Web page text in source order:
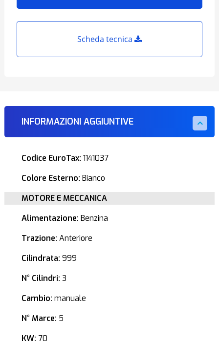
Scheda tecnica
INFORMAZIONI AGGIUNTIVE
Codice EuroTax: 1141037
Colore Esterno: Bianco
MOTORE E MECCANICA
Alimentazione: Benzina
Trazione: Anteriore
Cilindrata: 999
N° Cilindri: 3
Cambio: manuale
N° Marce: 5
KW: 70